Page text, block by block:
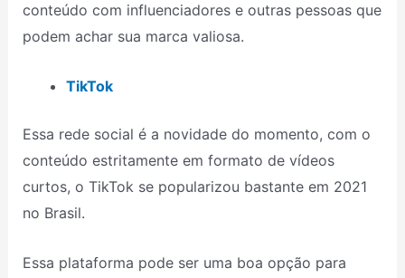
conteúdo com influenciadores e outras pessoas que
podem achar sua marca valiosa.
TikTok
Essa rede social é a novidade do momento, com o
conteúdo estritamente em formato de vídeos
curtos, o TikTok se popularizou bastante em 2021
no Brasil.
Essa plataforma pode ser uma boa opção para